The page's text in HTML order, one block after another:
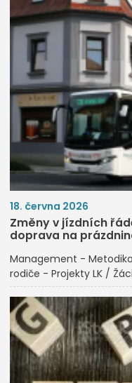
18. června 2026
Změny v jízdních
doprava na
Management - Metodika
rodiče - Projekty LK /